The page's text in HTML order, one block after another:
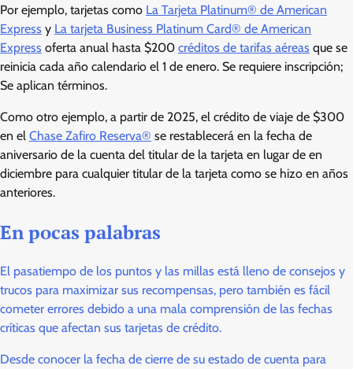
Por ejemplo, tarjetas como La Tarjeta Platinum® de American
Express y La tarjeta Business Platinum Card® de American
Express oferta anual hasta $200 créditos de tarifas aéreas que se
reinicia cada año calendario el 1 de enero. Se requiere inscripción;
Se aplican términos.
Como otro ejemplo, a partir de 2025, el crédito de viaje de $300
en el Chase Zafiro Reserva® se restablecerá en la fecha de
aniversario de la cuenta del titular de la tarjeta en lugar de en
diciembre para cualquier titular de la tarjeta como se hizo en años
anteriores.
En pocas palabras
El pasatiempo de los puntos y las millas está lleno de consejos y
trucos para maximizar sus recompensas, pero también es fácil
cometer errores debido a una mala comprensión de las fechas
críticas que afectan sus tarjetas de crédito.
Desde conocer la fecha de cierre de su estado de cuenta para